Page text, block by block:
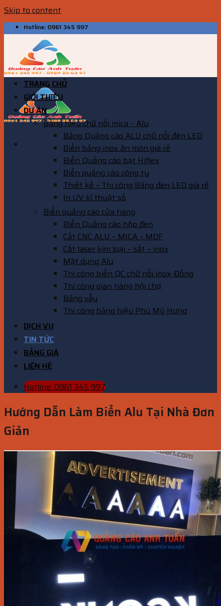
Skip to content
Hotline: 0961 345 997
TRANG CHỦ
GIỚI THIỆU
DỰ ÁN
Bảng hiệu chữ nổi mica – Alu
Bảng Quảng cáo ALU chữ nổi đèn LED
Biển bảng inox ăn mòn giá rẻ
Biển Quảng cáo bạt Hiflex
Biển quảng cáo công ty
Thiết kế – Thi công Bảng đèn LED giá rẻ
In UV kĩ thuật số
Biển quảng cáo cửa hàng
Biển Quảng cáo hộp đèn
Cắt CNC ALU – MICA – MDF
Cắt laser kim loại – sắt – inox
Mặt dựng Alu
Thi công biển QC chữ nổi inox-Đồng
Thi công gian hàng hội chợ
Bảng vẫy
Thi công bảng hiệu Phú Mỹ Hưng
DỊCH VỤ
TIN TỨC
BẢNG GIÁ
LIÊN HỆ
Hotline: 0961 345 997
Hướng Dẫn Làm Biển Alu Tại Nhà Đơn
Giản